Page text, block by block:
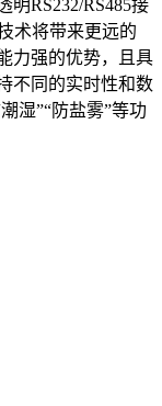
RS232/RS485接
术将带来更远的
力强的优势，且具
不同的实时性和数
湿”“防盐雾”等功